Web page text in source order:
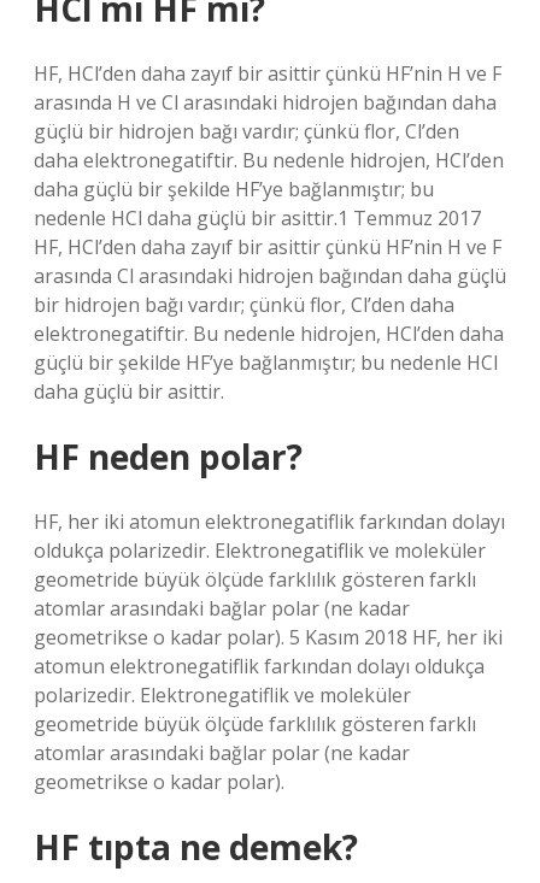
HF, HCl’den daha zayıf bir asittir çünkü HF’nin H ve F
arasında H ve Cl arasındaki hidrojen bağından daha
güçlü bir hidrojen bağı vardır; çünkü flor, Cl’den
daha elektronegatiftir. Bu nedenle hidrojen, HCl’den
daha güçlü bir şekilde HF’ye bağlanmıştır; bu
nedenle HCl daha güçlü bir asittir.1 Temmuz 2017
HF, HCl’den daha zayıf bir asittir çünkü HF’nin H ve F
arasında Cl arasındaki hidrojen bağından daha güçlü
bir hidrojen bağı vardır; çünkü flor, Cl’den daha
elektronegatiftir. Bu nedenle hidrojen, HCl’den daha
güçlü bir şekilde HF’ye bağlanmıştır; bu nedenle HCl
daha güçlü bir asittir.
HF neden polar?
HF, her iki atomun elektronegatiflik farkından dolayı
oldukça polarizedir. Elektronegatiflik ve moleküler
geometride büyük ölçüde farklılık gösteren farklı
atomlar arasındaki bağlar polar (ne kadar
geometrikse o kadar polar). 5 Kasım 2018 HF, her iki
atomun elektronegatiflik farkından dolayı oldukça
polarizedir. Elektronegatiflik ve moleküler
geometride büyük ölçüde farklılık gösteren farklı
atomlar arasındaki bağlar polar (ne kadar
geometrikse o kadar polar).
HF tıpta ne demek?